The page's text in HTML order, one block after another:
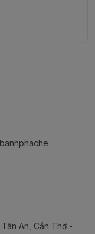
An, Cần Thơ -